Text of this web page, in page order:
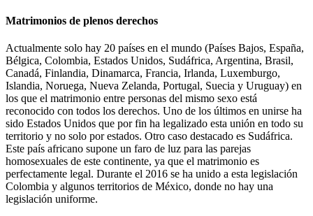
Matrimonios de plenos derechos
Actualmente solo hay 20 países en el mundo (Países Bajos, España,
Bélgica, Colombia, Estados Unidos, Sudáfrica, Argentina, Brasil,
Canadá, Finlandia, Dinamarca, Francia, Irlanda, Luxemburgo,
Islandia, Noruega, Nueva Zelanda, Portugal, Suecia y Uruguay) en
los que el matrimonio entre personas del mismo sexo está
reconocido con todos los derechos. Uno de los últimos en unirse ha
sido Estados Unidos que por fin ha legalizado esta unión en todo su
territorio y no solo por estados. Otro caso destacado es Sudáfrica.
Este país africano supone un faro de luz para las parejas
homosexuales de este continente, ya que el matrimonio es
perfectamente legal. Durante el 2016 se ha unido a esta legislación
Colombia y algunos territorios de México, donde no hay una
legislación uniforme.